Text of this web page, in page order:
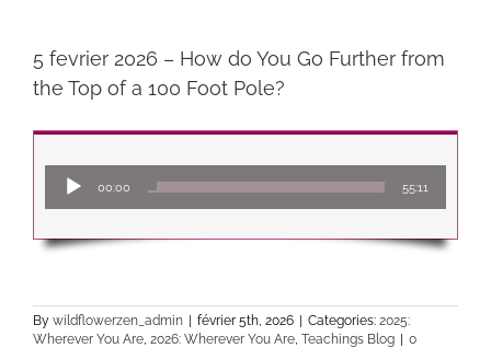
5 fevrier 2026 – How do You Go Further from
the Top of a 100 Foot Pole?
audio
00:00 55:11
By wildflowerzen_admin février 5th, 2026 Categories: 2025:
Wherever You Are, 2026: Wherever You Are, Teachings Blog
0